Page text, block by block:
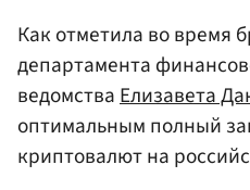
Как отметила во время
департамента
ведомстваЕлизавета
оптимальным полный
криптовалют на